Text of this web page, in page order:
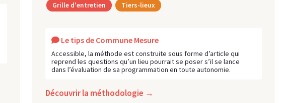
Grille d'entretien Tiers-lieux
Le tips de Commune Mesure
Accessible, la méthode est construite sous forme d’article qui
reprend les questions qu’un lieu pourrait se poser s’il se lance
dans l’évaluation de sa programmation en toute autonomie.
Découvrir la méthodologie →